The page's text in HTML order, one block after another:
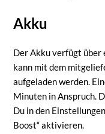
Akku
Der Akku verfügt über
kann mit dem
aufgeladen werden.
Minuten in Anspruch.
Du in den
Boost“ aktivieren.